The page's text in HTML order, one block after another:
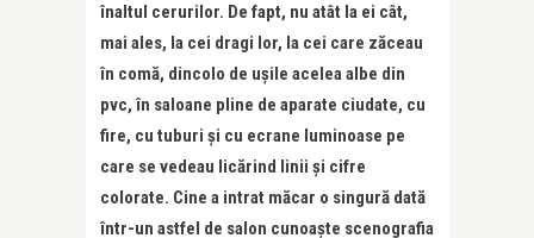
înaltul cerurilor. De fapt, nu atât la ei cât,
mai ales, la cei dragi lor, la cei care zăceau
în comă, dincolo de ușile acelea albe din
pvc, în saloane pline de aparate ciudate, cu
fire, cu tuburi și cu ecrane luminoase pe
care se vedeau licărind linii și cifre
colorate. Cine a intrat măcar o singură dată
într-un astfel de salon cunoaște scenografia